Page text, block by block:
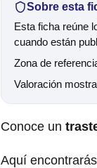
Sobre esta
Esta ficha reúne
cuando están
Zona de
Valoración
Conoce un
Aquí